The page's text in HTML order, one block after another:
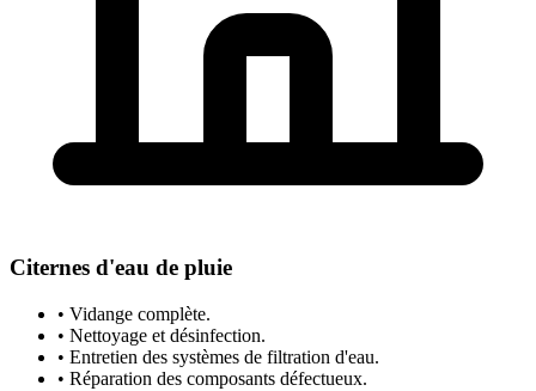
Citernes d'eau de pluie
• Vidange complète.
• Nettoyage et désinfection.
• Entretien des systèmes de filtration d'eau.
• Réparation des composants défectueux.